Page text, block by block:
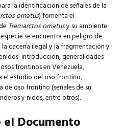
la identificación de señales de la
ornatus) fomenta el
Tremarctos ornatusy su ambiente
se encuentra en peligro de
cacería ilegal y la fragmentación y
introducción, generalidades
frontinos en Venezuela,
el estudio del oso frontino,
de oso frontino (señales de su
y nidos, entre otros).
Documento